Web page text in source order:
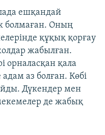
ешқандай
болмаған. Оның
құқық қорғау
жабылған.
орналасқан қала
аз болған. Көбі
Дүкендер мен
де жабық